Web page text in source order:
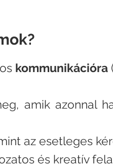
kommunikációra
amik azonnal
az esetleges
és kreatív